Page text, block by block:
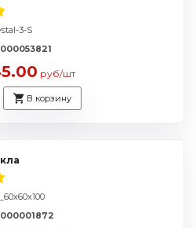
3-S
руб/шт
В корзину